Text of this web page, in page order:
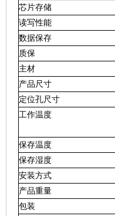
芯片存储
读写性能
数据保存
质保
主材
产品尺寸
定位孔尺寸
工作温度
保存温度
保存湿度
安装方式
产品重量
包装